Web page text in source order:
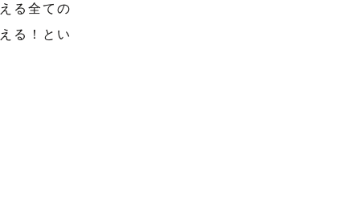
る全ての
る！とい